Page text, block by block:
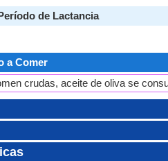
de Lactancia
a Comer
crudas, aceite de oliva se